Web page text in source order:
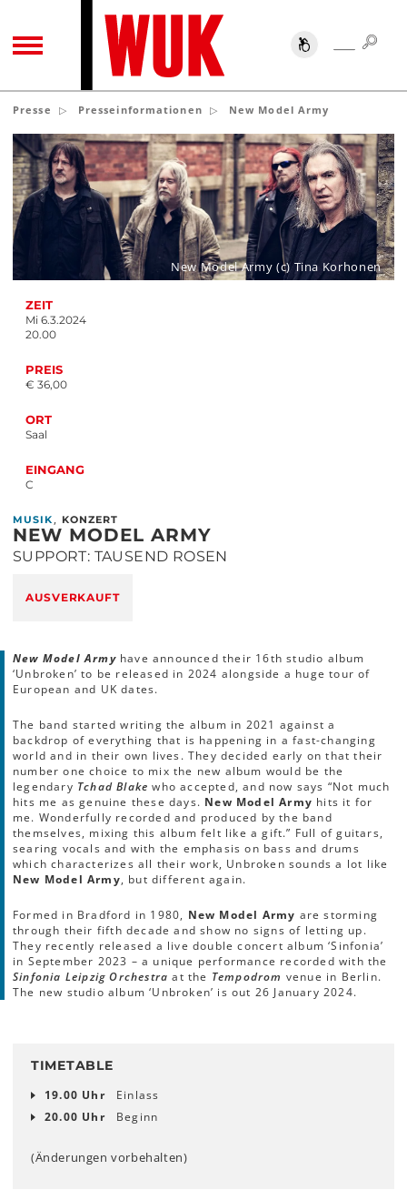
TOGGLE NAVIGATION SUCHE
Presse Presseinformationen New Model Army
ZEIT
Mi 6.3.2024
20.00
PREIS
€ 36,00
ORT
Saal
EINGANG
C
New Model Army (c) Tina Korhonen
MUSIK , KONZERT
NEW MODEL ARMY
SUPPORT: TAUSEND ROSEN
AUSVERKAUFT
New Model Armyhave announced their 16th studio album
‘Unbroken’ to be released in 2024 alongside a huge tour of
European and UK dates.
The band started writing the album in 2021 against a
backdrop of everything that is happening in a fast-changing
world and in their own lives. They decided early on that their
number one choice to mix the new album would be the
legendary Tchad Blake who accepted, and now says “Not much
hits me as genuine these days. New Model Army hits it for
me. Wonderfully recorded and produced by the band
themselves, mixing this album felt like a gift.” Full of guitars,
searing vocals and with the emphasis on bass and drums
which characterizes all their work, Unbroken sounds a lot like
New Model Army, but different again.
Formed in Bradford in 1980, New Model Army are storming
through their fifth decade and show no signs of letting up.
They recently released a live double concert album ‘Sinfonia’
in September 2023 – a unique performance recorded with the
Sinfonia Leipzig Orchestra at the Tempodrom venue in Berlin.
The new studio album ‘Unbroken’ is out 26 January 2024.
TIMETABLE
19.00 Uhr
Einlass
20.00 Uhr
Beginn
(Änderungen vorbehalten)